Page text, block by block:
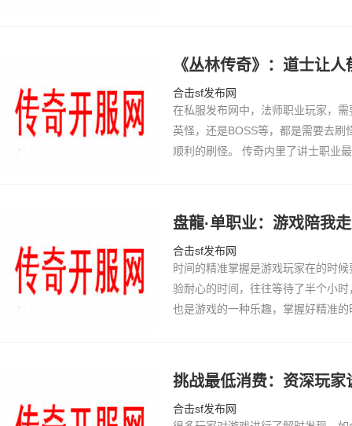
挨？正在恶魔
《丛林传奇》：道士让
合击sf发布网
在私服发布网中，法师职业玩家，
英怪，还是BOSS等，都是需要去刷
顺利的刷怪。 传奇内里了讲士职业
盘龍·单职业：游戏陪我
合击sf发布网
时间的精准掌握是游戏玩家在的时
验耐心的时间，往往等待了半个小
也是游戏的一种乐趣，掌握好精准
挑战最低消费：资深玩家
合击sf发布网